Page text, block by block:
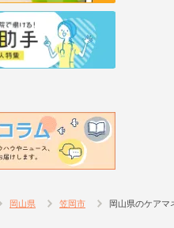
岡山県 笠岡市 岡山県のケアマ